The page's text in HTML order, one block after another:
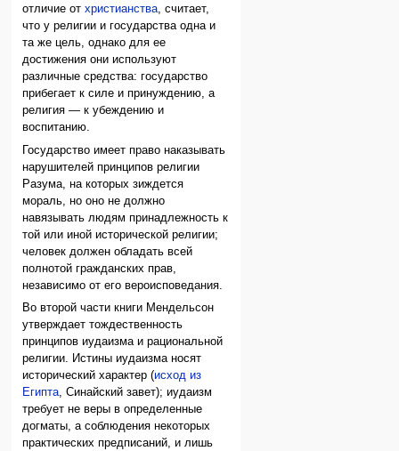
отличие отхристианства, считает,
что у религии и государства одна и
та же цель, однако для ее
достижения они используют
различные средства: государство
прибегает к силе и принуждению, а
религия — к убеждению и
воспитанию.
Государство имеет право наказывать
нарушителей принципов религии
Разума, на которых зиждется
мораль, но оно не должно
навязывать людям принадлежность к
той или иной исторической религии;
человек должен обладать всей
полнотой гражданских прав,
независимо от его вероисповедания.
Во второй части книги Мендельсон
утверждает тождественность
принципов иудаизма и рациональной
религии. Истины иудаизма носят
исторический характер (исход из
Египта, Синайский завет); иудаизм
требует не веры в определенные
догматы, а соблюдения некоторых
практических предписаний, и лишь